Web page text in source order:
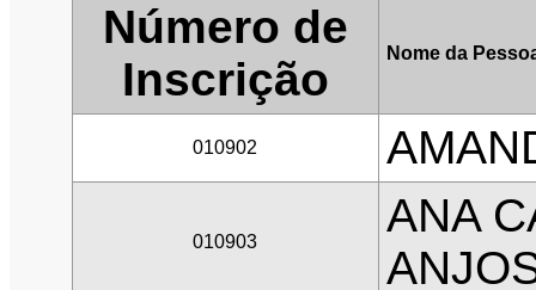
Número de
Inscrição
Nome da
010902
010903
ANA